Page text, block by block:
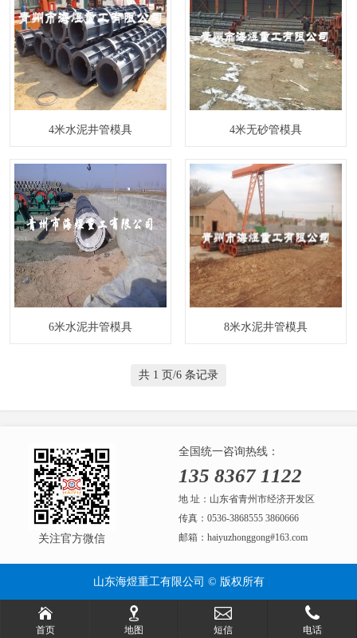
4米水泥井管模具 4米无砂管模具
6米水泥井管模具 8米水泥井管模具
共 1 页/6 条记录
关注官方微信
全国统一咨询热线：
135 8367 1122
地 址：山东省青州市经济开发区
传真：0536-3868555 3860666
邮箱：haiyuzhonggong#163.com
山东海煜重工有限公司 © 版权所有
首页 地图 短信 电话